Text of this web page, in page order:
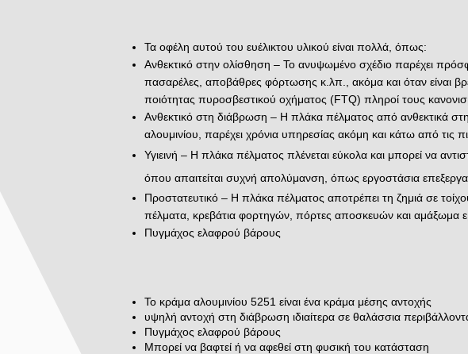
Τα οφέλη αυτού του ευέλικτου υλικού είναι πολλά, όπως:
Ανθεκτικό στην ολίσθηση – Το ανυψωμένο σχέδιο παρέχει
πασαρέλες, αποβάθρες φόρτωσης κ.λπ., ακόμα και όταν είναι
ποιότητας πυροσβεστικού οχήματος (FTQ) πληροί τους
Ανθεκτικό στη διάβρωση – Η πλάκα πέλματος από ανθεκτικά
αλουμινίου, παρέχει χρόνια υπηρεσίας ακόμη και κάτω από
Υγιεινή – Η πλάκα πέλματος πλένεται εύκολα και μπορεί να
όπου απαιτείται συχνή απολύμανση, όπως εργοστάσια
Προστατευτικό – Η πλάκα πέλματος αποτρέπει τη ζημιά σε
πέλματα, κρεβάτια φορτηγών, πόρτες αποσκευών και αμάξωμα
Πυγμάχος ελαφρού βάρους
Το κράμα αλουμινίου 5251 είναι ένα κράμα μέσης αντοχής
υψηλή αντοχή στη διάβρωση ιδιαίτερα σε θαλάσσια
Πυγμάχος ελαφρού βάρους
Μπορεί να βαφτεί ή να αφεθεί στη φυσική του κατάσταση